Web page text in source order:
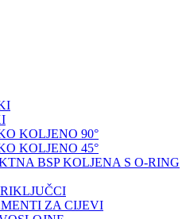
KOLJENO 90°
KOLJENO 45°
BSP KOLJENA S O-RING
ZA CIJEVI